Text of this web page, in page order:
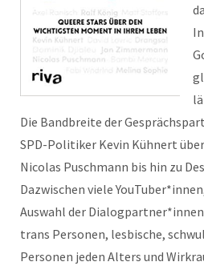
Die Bandbreite der
SPD-Politiker Kevin Kühnert
Nicolas Puschmann bis hin zu
Dazwischen viele
Auswahl der
trans Personen, lesbische,
Personen jeden Alters und